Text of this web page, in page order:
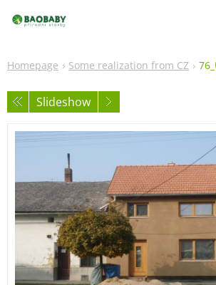
Homepage Some realization from CZ
Slideshow